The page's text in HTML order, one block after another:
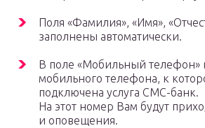
Поля «Фамилия», «Имя»,
заполнены автоматически.
В поле «Мобильный телефон»
мобильного телефона, к
подключена услуга СМС-банк.
На этот номер Вам будут
и оповещения.